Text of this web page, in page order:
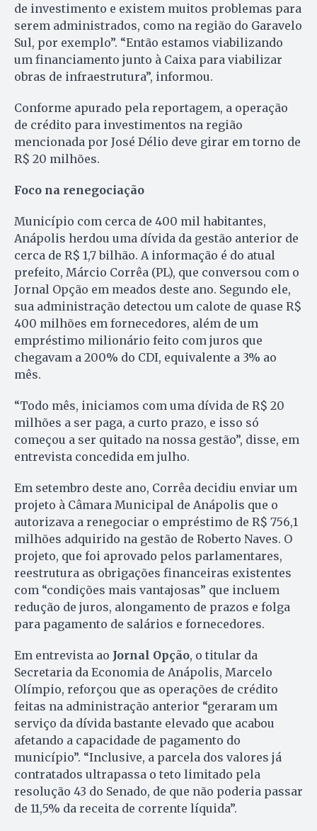
de investimento e existem muitos problemas para
serem administrados, como na região do Garavelo
Sul, por exemplo”. “Então estamos viabilizando
um financiamento junto à Caixa para viabilizar
obras de infraestrutura”, informou.
Conforme apurado pela reportagem, a operação
de crédito para investimentos na região
mencionada por José Délio deve girar em torno de
R$ 20 milhões.
Foco na renegociação
Município com cerca de 400 mil habitantes,
Anápolis herdou uma dívida da gestão anterior de
cerca de R$ 1,7 bilhão. A informação é do atual
prefeito, Márcio Corrêa (PL), que conversou com o
Jornal Opção em meados deste ano. Segundo ele,
sua administração detectou um calote de quase R$
400 milhões em fornecedores, além de um
empréstimo milionário feito com juros que
chegavam a 200% do CDI, equivalente a 3% ao
mês.
“Todo mês, iniciamos com uma dívida de R$ 20
milhões a ser paga, a curto prazo, e isso só
começou a ser quitado na nossa gestão”, disse, em
entrevista concedida em julho.
Em setembro deste ano, Corrêa decidiu enviar um
projeto à Câmara Municipal de Anápolis que o
autorizava a renegociar o empréstimo de R$ 756,1
milhões adquirido na gestão de Roberto Naves. O
projeto, que foi aprovado pelos parlamentares,
reestrutura as obrigações financeiras existentes
com “condições mais vantajosas” que incluem
redução de juros, alongamento de prazos e folga
para pagamento de salários e fornecedores.
Em entrevista ao Jornal Opção, o titular da
Secretaria da Economia de Anápolis, Marcelo
Olímpio, reforçou que as operações de crédito
feitas na administração anterior “geraram um
serviço da dívida bastante elevado que acabou
afetando a capacidade de pagamento do
município”. “Inclusive, a parcela dos valores já
contratados ultrapassa o teto limitado pela
resolução 43 do Senado, de que não poderia passar
de 11,5% da receita de corrente líquida”.